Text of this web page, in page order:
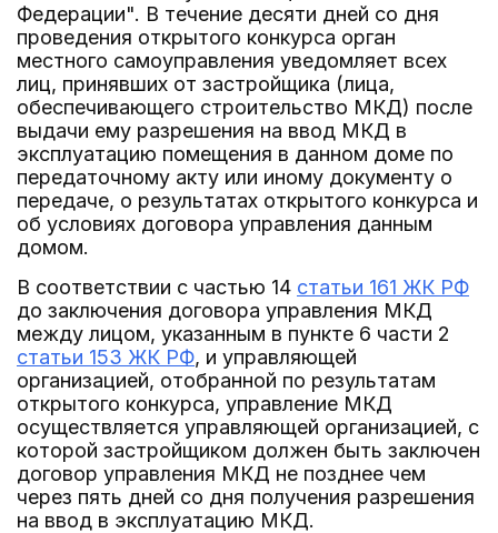
Федерации". В течение десяти дней со дня
проведения открытого конкурса орган
местного самоуправления уведомляет всех
лиц, принявших от застройщика (лица,
обеспечивающего строительство МКД) после
выдачи ему разрешения на ввод МКД в
эксплуатацию помещения в данном доме по
передаточному акту или иному документу о
передаче, о результатах открытого конкурса и
об условиях договора управления данным
домом.
В соответствии с частью 14 статьи 161 ЖК РФ
до заключения договора управления МКД
между лицом, указанным в пункте 6 части 2
статьи 153 ЖК РФ, и управляющей
организацией, отобранной по результатам
открытого конкурса, управление МКД
осуществляется управляющей организацией, с
которой застройщиком должен быть заключен
договор управления МКД не позднее чем
через пять дней со дня получения разрешения
на ввод в эксплуатацию МКД.